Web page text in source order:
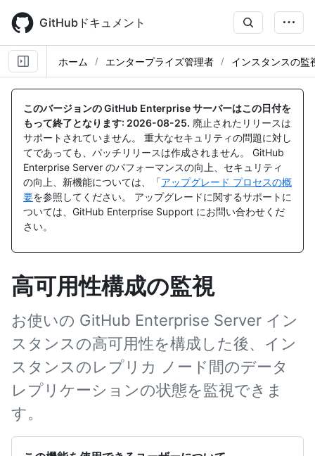
main
content
GitHubドキュメント
ホーム エンタープライズ管理者 インスタンスの監
このバージョンの GitHub Enterprise サーバーはこの日付を
もって終了となります: 2026-08-25. 廃止されたリリースは
サポートされていません。 重大なセキュリティの問題に対し
てであっても、パッチリリースは作成されません。 GitHub
Enterprise Server のパフォーマンスの向上、セキュリティ
の向上、新機能については、「アップグレード プロセスの概
要を参照してください。 アップグレードに関するサポートに
ついては、GitHub Enterprise Support にお問い合わせくだ
さい。
高可用性構成の監視
お使いの GitHub Enterprise Server イン
スタンスの高可用性を構成した後、イン
スタンスのレプリカ ノード間のデータ
レプリケーションの状態を監視できま
す。